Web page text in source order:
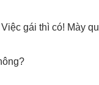
gái thì có! Mày